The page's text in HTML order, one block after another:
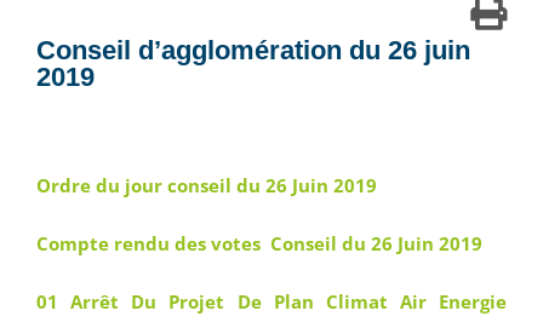
Conseil d’agglomération du 26 juin
2019
Ordre du jour conseil du 26 Juin 2019
Compte rendu des votes Conseil du 26 Juin 2019
01 Arrêt Du Projet De Plan Climat Air Energie